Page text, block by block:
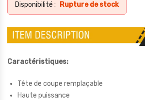
Disponibilité : Rupture de stock
Caractéristiques:
Tête de coupe remplaçable
Haute puissance